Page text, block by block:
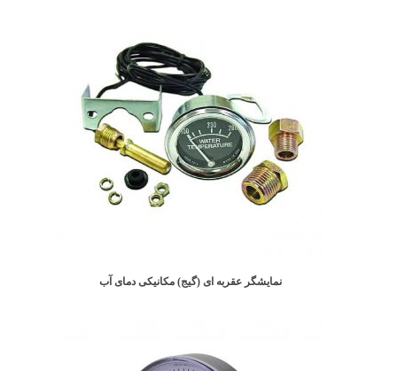
نمایشگر عقربه ای (گیج) مکانیکی دمای آب